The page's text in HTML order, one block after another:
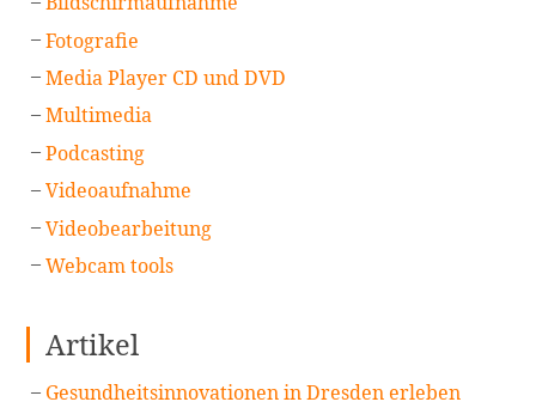
Fotografie
Media Player CD und DVD
Multimedia
Podcasting
Videoaufnahme
Videobearbeitung
Webcam tools
Artikel
Gesundheitsinnovationen in Dresden erleben